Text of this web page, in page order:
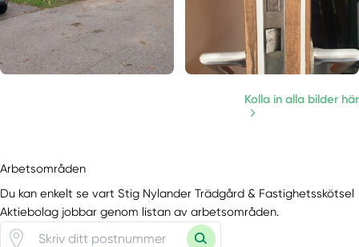
Kolla in alla bilder här
Arbetsområden
Du kan enkelt se vart Stig Nylander Trädgård & Fastighetsskötsel
Aktiebolag jobbar genom listan av arbetsområden.